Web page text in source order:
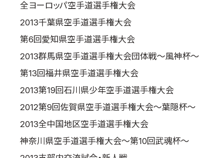
全ヨーロッパ空手道選手権大会
2013千葉県空手道選手権大会
第6回愛知県空手道選手権大会
2013群馬県空手道選手権大会団体戦～風神杯～
第13回福井県空手道選手権大会
2013第19回石川県少年空手道選手権大会
2012第9回佐賀県空手道選手権大会～葉隠杯～
2013全中国地区空手道選手権大会
神奈川県空手道選手権大会～第10回武魂杯～